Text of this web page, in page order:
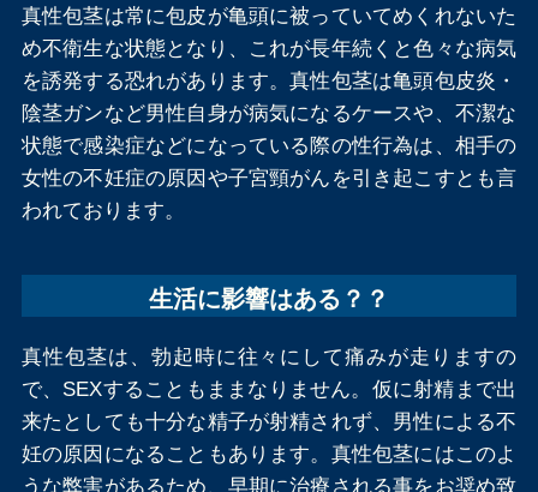
真性包茎は常に包皮が亀頭に被っていてめくれないた
め不衛生な状態となり、これが長年続くと色々な病気
を誘発する恐れがあります。真性包茎は亀頭包皮炎・
陰茎ガンなど男性自身が病気になるケースや、不潔な
状態で感染症などになっている際の性行為は、相手の
女性の不妊症の原因や子宮頸がんを引き起こすとも言
われております。
生活に影響はある？？
真性包茎は、勃起時に往々にして痛みが走りますの
で、SEXすることもままなりません。仮に射精まで出
来たとしても十分な精子が射精されず、男性による不
妊の原因になることもあります。真性包茎にはこのよ
うな弊害があるため、早期に治療される事をお奨め致